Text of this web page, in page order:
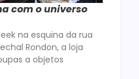
com o universo
na esquina da rua
Rondon, a loja
a objetos